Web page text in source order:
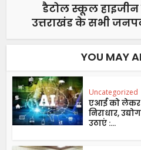
डैटोल स्कूल हाइजीन
उत्तराखंड के सभी
YOU MAY
Uncategorized
एआई को
निराधार,
उठाएं :...